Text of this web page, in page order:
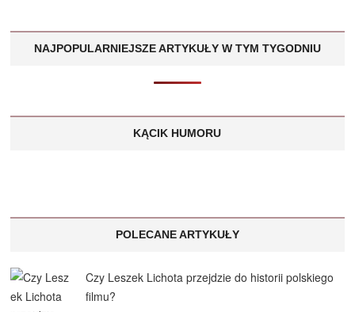
NAJPOPULARNIEJSZE ARTYKUŁY W TYM TYGODNIU
KĄCIK HUMORU
POLECANE ARTYKUŁY
Czy Leszek Lichota przejdzie do historii polskiego
filmu?